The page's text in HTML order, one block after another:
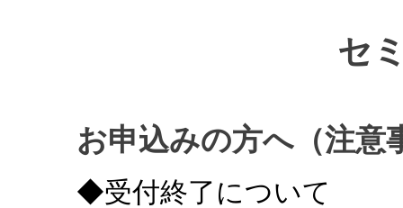
セ
お申込みの方へ（注意
◆受付終了について